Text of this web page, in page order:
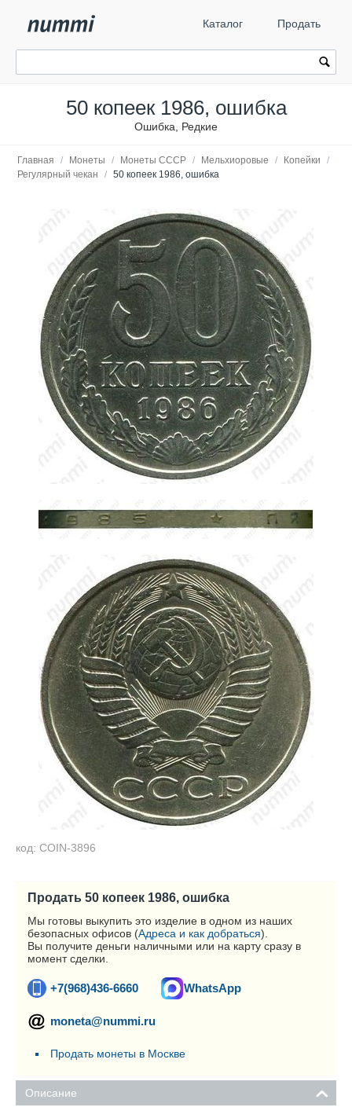
Каталог Продать
50 копеек 1986, ошибка
Ошибка, Редкие
Главная / Монеты / Монеты СССР / Мельхиоровые / Копейки
/
Регулярный чекан
/ 50 копеек 1986, ошибка
код: COIN-3896
Продать 50 копеек 1986, ошибка
Мы готовы выкупить это изделие в одном из наших
безопасных офисов (Адреса и как добраться).
Вы получите деньги наличными или на карту сразу в
момент сделки.
+7(968)436-6660 WhatsApp
moneta@nummi.ru
Продать монеты в Москве
Описание